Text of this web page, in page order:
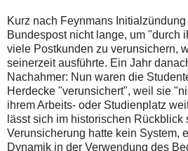
Kurz nach Feynmans
Bundespost nicht lange, um "durch
viele Postkunden zu verunsichern,
seinerzeit ausführte. Ein Jahr
Nachahmer: Nun waren die
Herdecke "verunsichert", weil sie
ihrem Arbeits- oder Studienplatz
lässt sich im historischen Rückblick
Verunsicherung hatte kein System,
Dynamik in der Verwendung des